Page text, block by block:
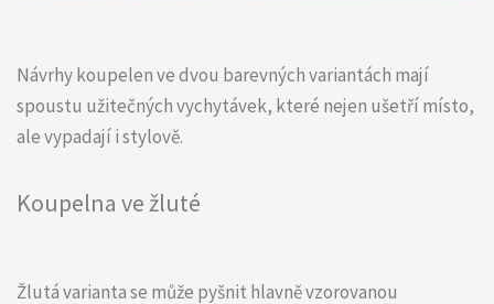
Návrhy koupelen ve dvou barevných variantách mají
spoustu užitečných vychytávek, které nejen ušetří místo,
ale vypadají i stylově.
Koupelna ve žluté
Žlutá varianta se může pyšnit hlavně vzorovanou